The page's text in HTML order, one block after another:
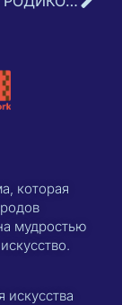
которая
мудростью
искусства